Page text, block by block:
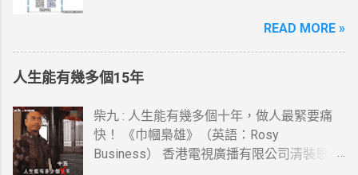
萬特獎7-ELEVEN跟全家Family Mar又有貢獻
了，這些地方我都有去， 最幸運的人是花20
元停車費就中了。 桃園市蘆竹區中獎機率感
覺挺高的，想當年也在那住過幾年....
READ MORE »
人生能有幾多個15年
柴九 : 人生能有幾多個十年，做人最緊要痛
快！ 《巾幗梟雄》（英語：Rosy
Business） 香港電視廣播有限公司清裝恩仇